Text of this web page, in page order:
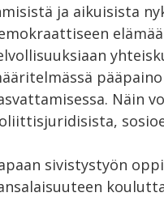
ja aikuisista
Näin
sivistystyön